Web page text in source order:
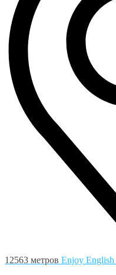
12563 метров Enjoy English